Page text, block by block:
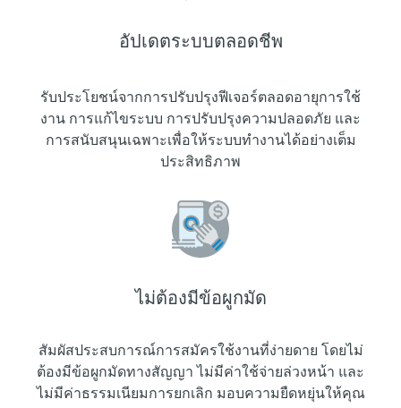
อัปเดตระบบตลอดชีพ
รับประโยชน์จากการปรับปรุงฟีเจอร์ตลอดอายุการใช้
งาน การแก้ไขระบบ การปรับปรุงความปลอดภัย และ
การสนับสนุนเฉพาะเพื่อให้ระบบทำงานได้อย่างเต็ม
ประสิทธิภาพ
ไม่ต้องมีข้อผูกมัด
สัมผัสประสบการณ์การสมัครใช้งานที่ง่ายดาย โดยไม่
ต้องมีข้อผูกมัดทางสัญญา ไม่มีค่าใช้จ่ายล่วงหน้า และ
ไม่มีค่าธรรมเนียมการยกเลิก มอบความยืดหยุ่นให้คุณ